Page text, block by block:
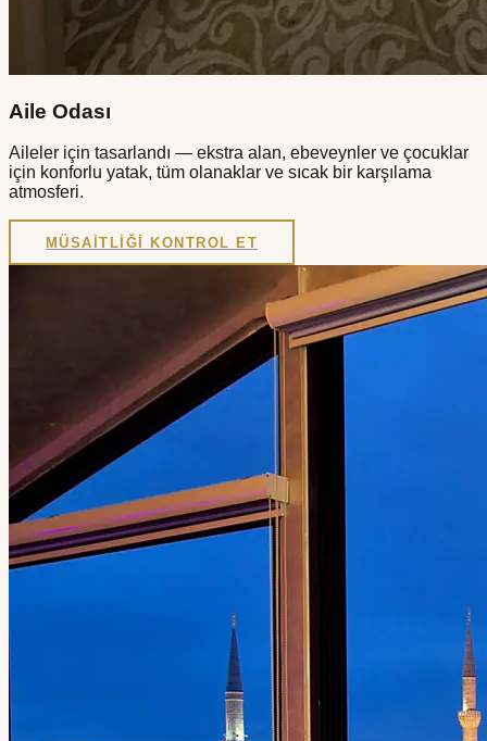
Aile Odası
Aileler için tasarlandı — ekstra alan, ebeveynler ve çocuklar
için konforlu yatak, tüm olanaklar ve sıcak bir karşılama
atmosferi.
MÜSAITLIĞI KONTROL ET